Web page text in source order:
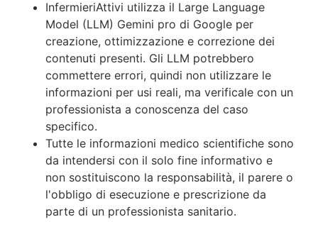
InfermieriAttivi utilizza il Large Language
Model (LLM) Gemini pro di Google per
creazione, ottimizzazione e correzione dei
contenuti presenti. Gli LLM potrebbero
commettere errori, quindi non utilizzare le
informazioni per usi reali, ma verificale con un
professionista a conoscenza del caso
specifico.
Tutte le informazioni medico scientifiche sono
da intendersi con il solo fine informativo e
non sostituiscono la responsabilità, il parere o
l'obbligo di esecuzione e prescrizione da
parte di un professionista sanitario.